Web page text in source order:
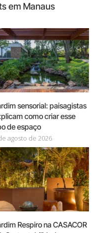
em Manaus
sensorial: paisagistas
como criar esse
de espaço
agosto de 2026
Respiro na CASACOR